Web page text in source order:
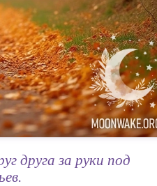
друга за руки под